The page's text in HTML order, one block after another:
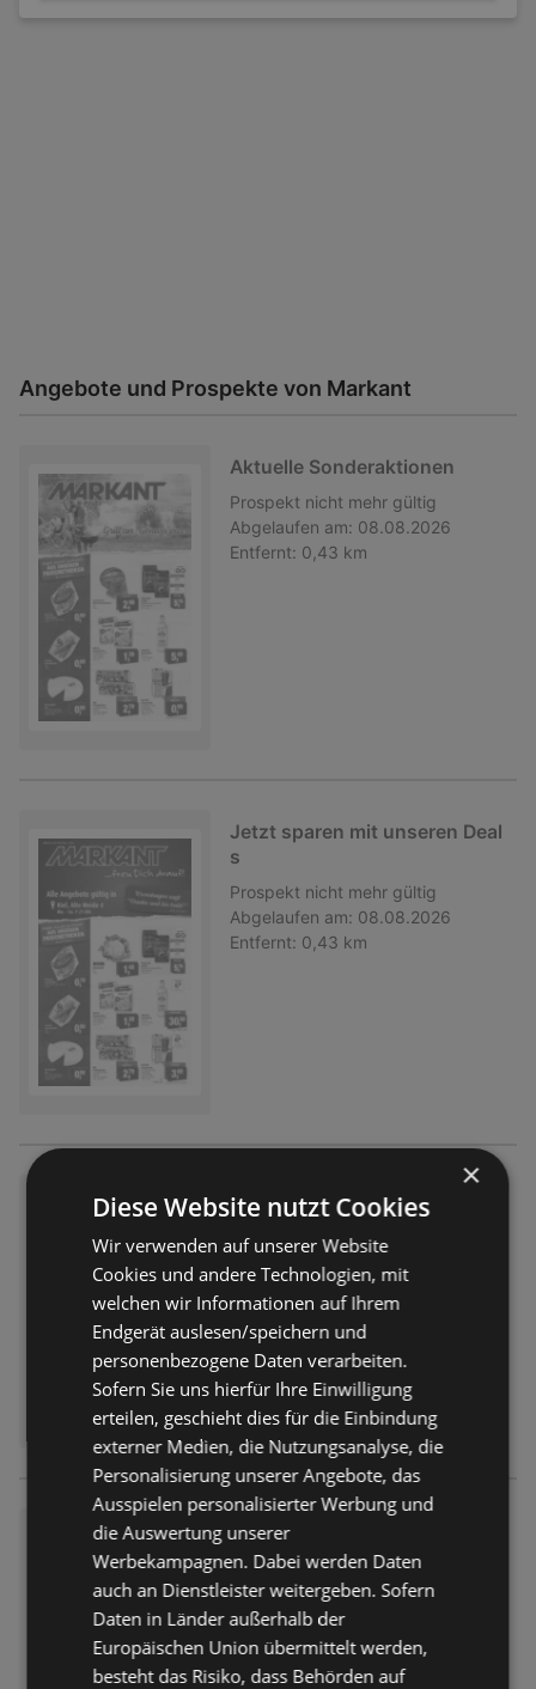
Angebote und Prospekte von Markant
Aktuelle Sonderaktionen
Prospekt nicht mehr gültig
Abgelaufen am: 08.08.2026
Entfernt: 0,43 km
Jetzt sparen mit unseren Deal
s
Prospekt nicht mehr gültig
Abgelaufen am: 08.08.2026
Entfernt: 0,43 km
Markant flugblatt
Abgelaufen am: 08.08.2026
Entfernt: 0,43 km
Aktuelle Schnäppchen und An
gebote
Prospekt nicht mehr gültig
Abgelaufen am:
Entfernt: 0,43 km
×
Diese Website nutzt Cookies
Wir verwenden auf unserer Website
Cookies und andere Technologien, mit
welchen wir Informationen auf Ihrem
Endgerät auslesen/speichern und
personenbezogene Daten verarbeiten.
Sofern Sie uns hierfür Ihre Einwilligung
erteilen, geschieht dies für die Einbindung
externer Medien, die Nutzungsanalyse, die
Personalisierung unserer Angebote, das
Ausspielen personalisierter Werbung und
die Auswertung unserer
Werbekampagnen. Dabei werden Daten
auch an Dienstleister weitergeben. Sofern
Daten in Länder außerhalb der
Europäischen Union übermittelt werden,
besteht das Risiko, dass Behörden auf